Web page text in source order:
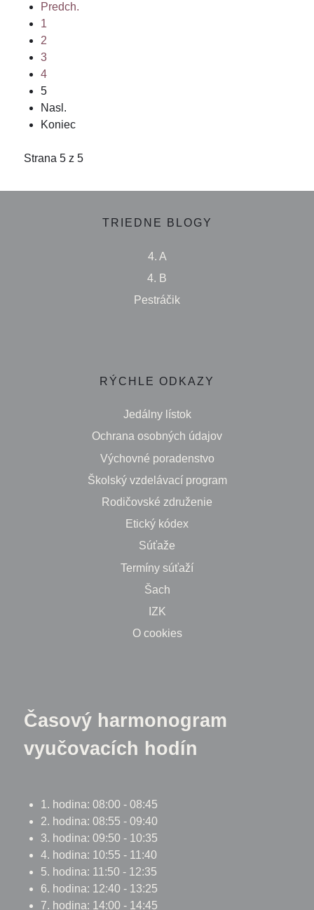
Predch.
1
2
3
4
5
Nasl.
Koniec
Strana 5 z 5
TRIEDNE BLOGY
4. A
4. B
Pestráčik
RÝCHLE ODKAZY
Jedálny lístok
Ochrana osobných údajov
Výchovné poradenstvo
Školský vzdelávací program
Rodičovské združenie
Etický kódex
Súťaže
Termíny súťaží
Šach
IZK
O cookies
Časový harmonogram
vyučovacích hodín
1. hodina: 08:00 - 08:45
2. hodina: 08:55 - 09:40
3. hodina: 09:50 - 10:35
4. hodina: 10:55 - 11:40
5. hodina: 11:50 - 12:35
6. hodina: 12:40 - 13:25
7. hodina: 14:00 - 14:45